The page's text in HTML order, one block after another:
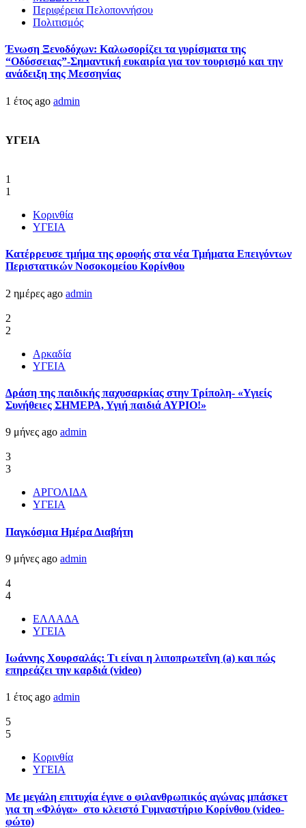
Περιφέρεια Πελοποννήσου
Πολιτισμός
Ένωση Ξενοδόχων: Καλωσορίζει τα γυρίσματα της
“Οδύσσειας”-Σημαντική ευκαιρία για τον τουρισμό και την
ανάδειξη της Μεσσηνίας
1 έτος ago admin
ΥΓΕΙΑ
1
1
Κορινθία
ΥΓΕΙΑ
Kατέρρευσε τμήμα της οροφής στα νέα Τμήματα Επειγόντων
Περιστατικών Νοσοκομείου Κορίνθου
2 ημέρες ago admin
2
2
Αρκαδία
ΥΓΕΙΑ
Δράση της παιδικής παχυσαρκίας στην Τρίπολη- «Υγιείς
Συνήθειες ΣΗΜΕΡΑ, Υγιή παιδιά ΑΥΡΙΟ!»
9 μήνες ago admin
3
3
ΑΡΓΟΛΙΔΑ
ΥΓΕΙΑ
Παγκόσμια Ημέρα Διαβήτη
9 μήνες ago admin
4
4
ΕΛΛΑΔΑ
ΥΓΕΙΑ
Ιωάννης Χουρσαλάς: Τι είναι η λιποπρωτεΐνη (a) και πώς
επηρεάζει την καρδιά (video)
1 έτος ago admin
5
5
Κορινθία
ΥΓΕΙΑ
Με μεγάλη επιτυχία έγινε ο φιλανθρωπικός αγώνας μπάσκετ
για τη «Φλόγα» στο κλειστό Γυμναστήριο Κορίνθου (video-
φώτο)